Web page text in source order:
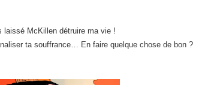
McKillen détruire ma vie !
ta souffrance… En faire quelque chose de bon ?